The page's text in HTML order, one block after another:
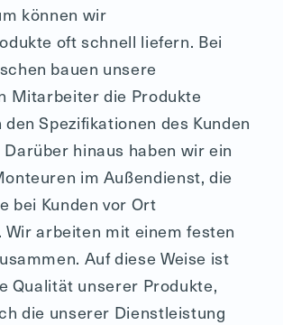
können wir
oft schnell liefern. Bei
bauen unsere
Mitarbeiter die Produkte
Spezifikationen des Kunden
hinaus haben wir ein
im Außendienst, die
bei Kunden vor Ort
arbeiten mit einem festen
Auf diese Weise ist
Qualität unserer Produkte,
die unserer Dienstleistung